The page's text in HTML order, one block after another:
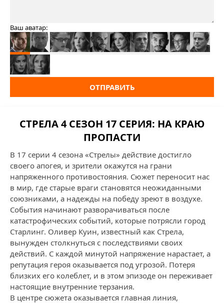
Ваш аватар:
ОТПРАВИТЬ
СТРЕЛА 4 СЕЗОН 17 СЕРИЯ: НА КРАЮ
ПРОПАСТИ
В 17 серии 4 сезона «Стрелы» действие достигло
своего апогея, и зрители окажутся на грани
напряженного противостояния. Сюжет переносит нас
в мир, где старые враги становятся неожиданными
союзниками, а надежды на победу зреют в воздухе.
События начинают разворачиваться после
катастрофических событий, которые потрясли город
Старлинг. Оливер Куин, известный как Стрела,
вынужден столкнуться с последствиями своих
действий. С каждой минутой напряжение нарастает, а
репутация героя оказывается под угрозой. Потеря
близких его колеблет, и в этом эпизоде он переживает
настоящие внутренние терзания.
В центре сюжета оказывается главная линия,